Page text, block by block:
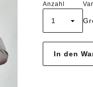
Anzahl
reserviert.
Hoody Habediehre